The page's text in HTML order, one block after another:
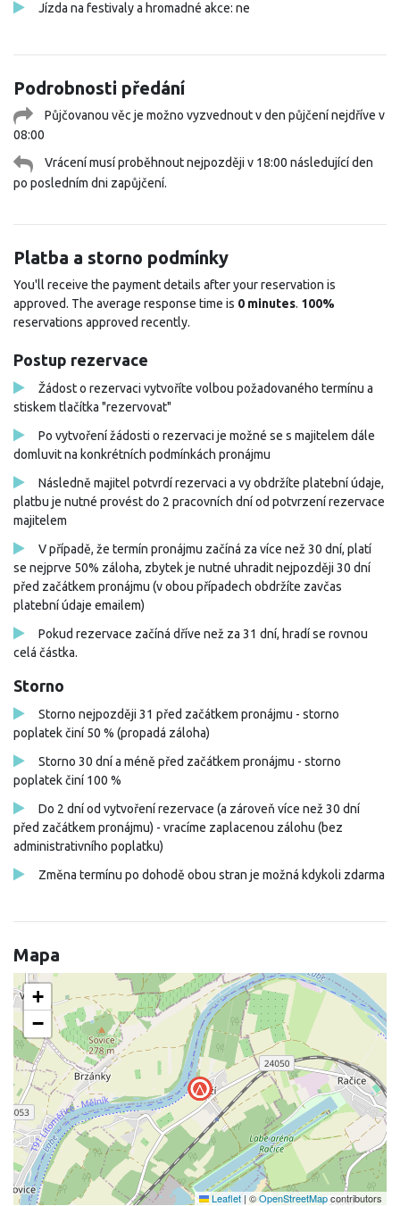
Jízda na festivaly a hromadné akce: ne
Podrobnosti předání
Půjčovanou věc je možno vyzvednout v den půjčení nejdříve v
08:00
Vrácení musí proběhnout nejpozději v 18:00 následující den
po posledním dni zapůjčení.
Platba a storno podmínky
You'll receive the payment details after your reservation is
approved. The average response time is 0 minutes. 100%
reservations approved recently.
Postup rezervace
Žádost o rezervaci vytvoříte volbou požadovaného termínu a
stiskem tlačítka "rezervovat"
Po vytvoření žádosti o rezervaci je možné se s majitelem dále
domluvit na konkrétních podmínkách pronájmu
Následně majitel potvrdí rezervaci a vy obdržíte platební údaje,
platbu je nutné provést do 2 pracovních dní od potvrzení rezervace
majitelem
V případě, že termín pronájmu začíná za více než 30 dní, platí
se nejprve 50% záloha, zbytek je nutné uhradit nejpozději 30 dní
před začátkem pronájmu (v obou případech obdržíte zavčas
platební údaje emailem)
Pokud rezervace začíná dříve než za 31 dní, hradí se rovnou
celá částka.
Storno
Storno nejpozději 31 před začátkem pronájmu - storno
poplatek činí 50 % (propadá záloha)
Storno 30 dní a méně před začátkem pronájmu - storno
poplatek činí 100 %
Do 2 dní od vytvoření rezervace (a zároveň více než 30 dní
před začátkem pronájmu) - vracíme zaplacenou zálohu (bez
administrativního poplatku)
Změna termínu po dohodě obou stran je možná kdykoli zdarma
Mapa
+
−
Leaflet | ©OpenStreetMapcontributors